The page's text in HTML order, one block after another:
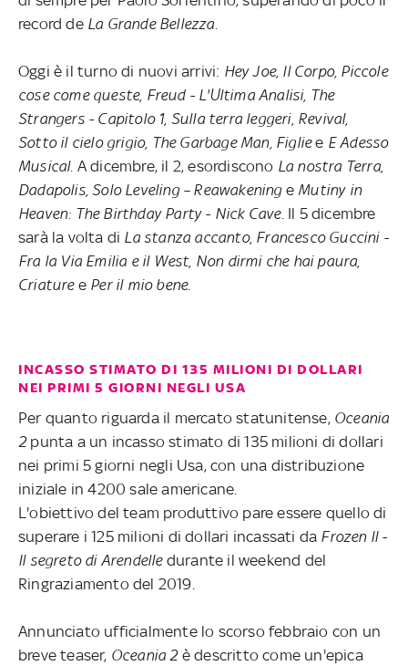
record de La Grande Bellezza.
Oggi è il turno di nuovi arrivi: Hey Joe, Il Corpo, Piccole
cose come queste, Freud - L'Ultima Analisi, The
Strangers - Capitolo 1, Sulla terra leggeri, Revival,
Sotto il cielo grigio, The Garbage Man, Figliee E Adesso
Musical. A dicembre, il 2, esordiscono La nostra Terra,
Dadapolis, Solo Leveling – Reawakeninge Mutiny in
Heaven: The Birthday Party - Nick Cave. Il 5 dicembre
sarà la volta di La stanza accanto, Francesco Guccini -
Fra la Via Emilia e il West, Non dirmi che hai paura,
Criaturee Per il mio bene.
INCASSO STIMATO DI 135 MILIONI DI DOLLARI
NEI PRIMI 5 GIORNI NEGLI USA
Per quanto riguarda il mercato statunitense, Oceania
2punta a un incasso stimato di 135 milioni di dollari
nei primi 5 giorni negli Usa, con una distribuzione
iniziale in 4200 sale americane.
L'obiettivo del team produttivo pare essere quello di
superare i 125 milioni di dollari incassati da Frozen II -
Il segreto di Arendelle durante il weekend del
Ringraziamento del 2019.
Annunciato ufficialmente lo scorso febbraio con un
breve teaser, Oceania 2è descritto come un'epica